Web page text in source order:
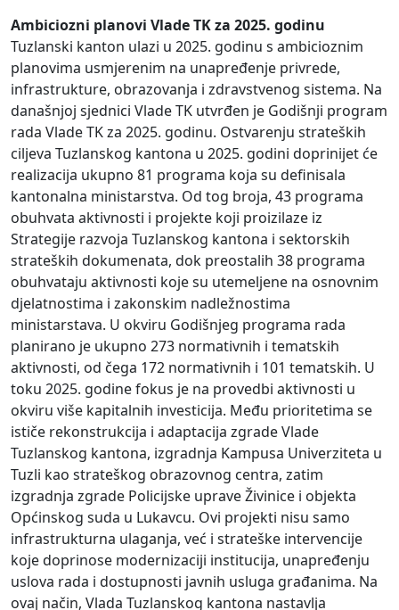
Ambiciozni planovi Vlade TK za 2025. godinu
Tuzlanski kanton ulazi u 2025. godinu s ambicioznim
planovima usmjerenim na unapređenje privrede,
infrastrukture, obrazovanja i zdravstvenog sistema. Na
današnjoj sjednici Vlade TK utvrđen je Godišnji program
rada Vlade TK za 2025. godinu. Ostvarenju strateških
ciljeva Tuzlanskog kantona u 2025. godini doprinijet će
realizacija ukupno 81 programa koja su definisala
kantonalna ministarstva. Od tog broja, 43 programa
obuhvata aktivnosti i projekte koji proizilaze iz
Strategije razvoja Tuzlanskog kantona i sektorskih
strateških dokumenata, dok preostalih 38 programa
obuhvataju aktivnosti koje su utemeljene na osnovnim
djelatnostima i zakonskim nadležnostima
ministarstava. U okviru Godišnjeg programa rada
planirano je ukupno 273 normativnih i tematskih
aktivnosti, od čega 172 normativnih i 101 tematskih. U
toku 2025. godine fokus je na provedbi aktivnosti u
okviru više kapitalnih investicija. Među prioritetima se
ističe rekonstrukcija i adaptacija zgrade Vlade
Tuzlanskog kantona, izgradnja Kampusa Univerziteta u
Tuzli kao strateškog obrazovnog centra, zatim
izgradnja zgrade Policijske uprave Živinice i objekta
Općinskog suda u Lukavcu. Ovi projekti nisu samo
infrastrukturna ulaganja, već i strateške intervencije
koje doprinose modernizaciji institucija, unapređenju
uslova rada i dostupnosti javnih usluga građanima. Na
ovaj način, Vlada Tuzlanskog kantona nastavlja